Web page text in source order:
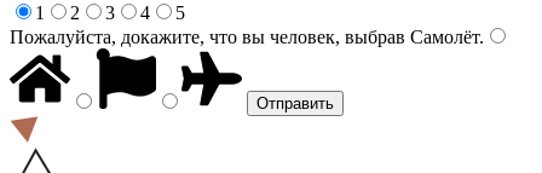
1
2 3 4
5
Пожалуйста, докажите, что вы человек, выбрав Самолёт.